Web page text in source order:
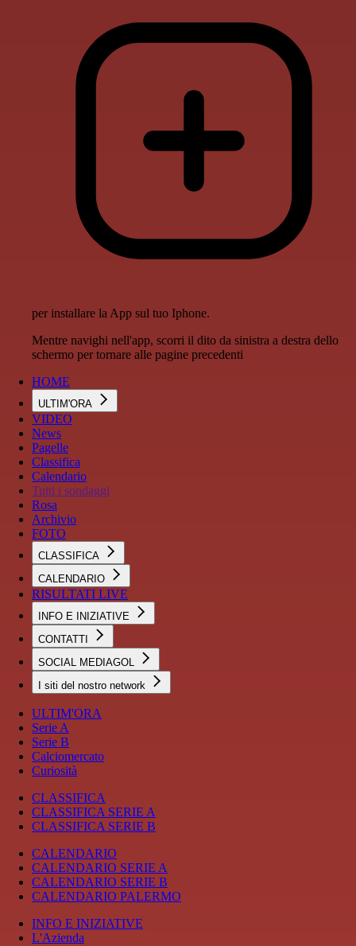
per installare la App sul tuo Iphone.
Mentre navighi nell'app, scorri il dito da sinistra a destra dello
schermo per tornare alle pagine precedenti
HOME
ULTIM'ORA
VIDEO
News
Pagelle
Classifica
Calendario
Tutti i sondaggi
Rosa
Archivio
FOTO
CLASSIFICA
CALENDARIO
RISULTATI LIVE
INFO E INIZIATIVE
CONTATTI
SOCIAL MEDIAGOL
I siti del nostro network
ULTIM'ORA
Serie A
Serie B
Calciomercato
Curiosità
CLASSIFICA
CLASSIFICA SERIE A
CLASSIFICA SERIE B
CALENDARIO
CALENDARIO SERIE A
CALENDARIO SERIE B
CALENDARIO PALERMO
INFO E INIZIATIVE
L'Azienda